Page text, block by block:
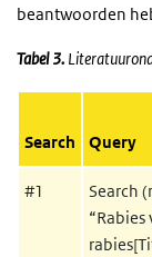
beantwoorden
Tabel 3.
Search Query
#1
Search
“Rabies